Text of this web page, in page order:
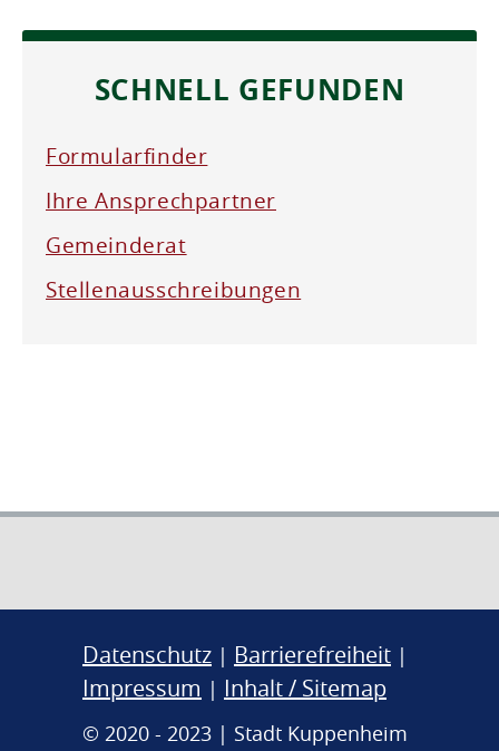
SCHNELL GEFUNDEN
Formularfinder
Ihre Ansprechpartner
Gemeinderat
Stellenausschreibungen
Datenschutz | Barrierefreiheit |
Impressum | Inhalt / Sitemap
© 2020 - 2023 | Stadt Kuppenheim